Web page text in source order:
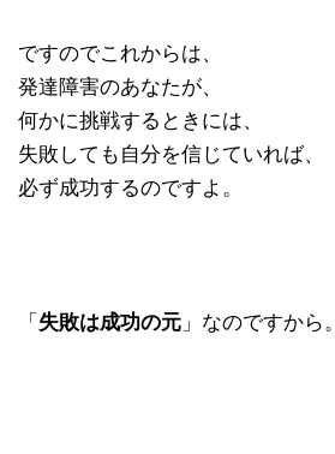
ですのでこれからは、
発達障害のあなたが、
何かに挑戦するときには、
失敗しても自分を信じていれば、
必ず成功するのですよ。
「 失敗は成功の元 」なのですから。